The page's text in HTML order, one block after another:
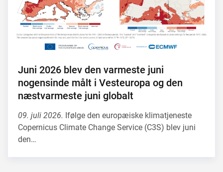
Juni 2026 blev den varmeste juni
nogensinde målt i Vesteuropa og den
næstvarmeste juni globalt
09. juli 2026. Ifølge den europæiske klimatjeneste
Copernicus Climate Change Service (C3S) blev juni
den…